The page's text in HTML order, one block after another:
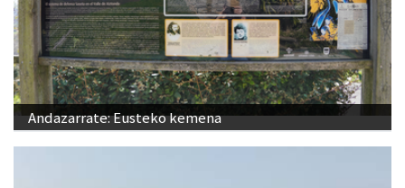
Andazarrate: Eusteko kemena